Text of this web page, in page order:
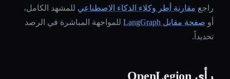
راجع مقارنة أطر وكلاء الذكاء الاصطناعي للمشهد الكامل،
أو صفحة مقابل LangGraph
للمواجهة المباشرة في الرصد
تحديداً.
رأي OpenLegion